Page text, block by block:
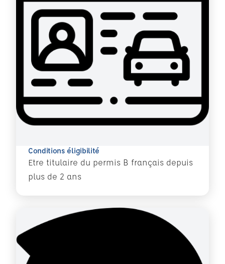
Conditions éligibilité
Etre titulaire du permis B français depuis
plus de 2 ans